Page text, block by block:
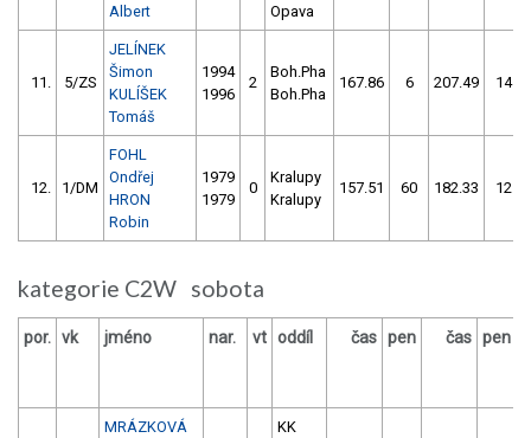
Albert
Opava
11. 5/ZS
JELÍNEK
Šimon
KULÍŠEK
Tomáš
1994
1996
2
Boh.Pha
Boh.Pha
167.86 6 207.49 14
12. 1/DM
FOHL
Ondřej
HRON
Robin
1979
1979
0
Kralupy
Kralupy
157.51 60 182.33 12
kategorie C2W sobota
por. vk jméno nar. vt oddíl čas pen čas pen
MRÁZKOVÁ
KK